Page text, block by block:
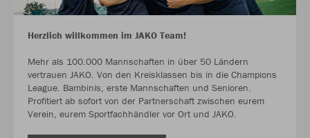
Herzlich willkommen im JAKO Team!
Mehr als 100.000 Mannschaften in über 50 Ländern
vertrauen JAKO. Von den Kreisklassen bis in die Champions
League. Bambinis, erste Mannschaften und Senioren.
Profitiert ab sofort von der Partnerschaft zwischen eurem
Verein, eurem Sportfachhändler vor Ort und JAKO.